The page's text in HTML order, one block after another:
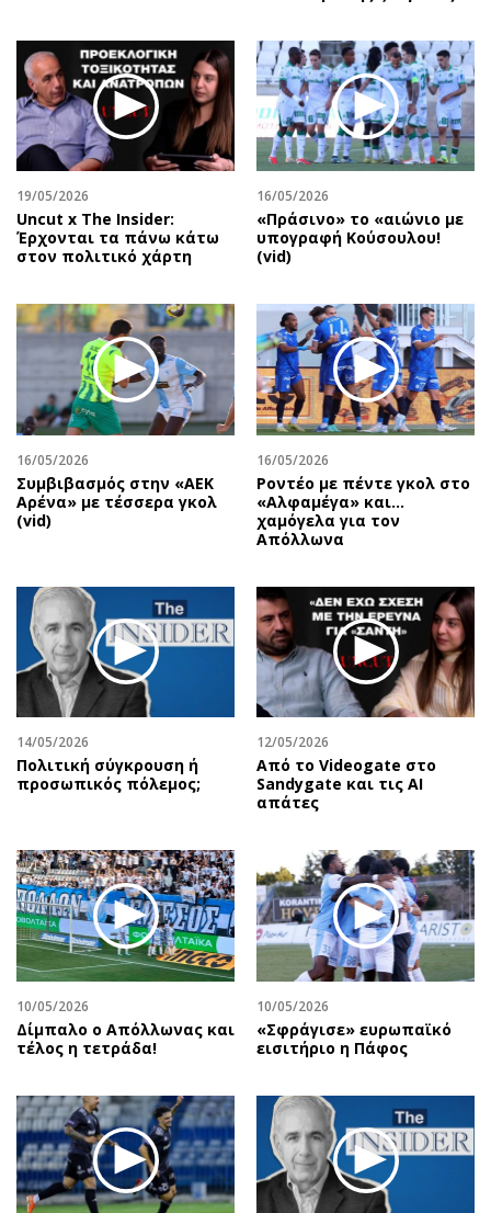
19/05/2026
Uncut x The Insider:
Έρχονται τα πάνω κάτω
στον πολιτικό χάρτη
16/05/2026
«Πράσινο» το «αιώνιο με
υπογραφή Κούσουλου!
(vid)
16/05/2026
Συμβιβασμός στην «ΑΕΚ
Αρένα» με τέσσερα γκολ
(vid)
16/05/2026
Ροντέο με πέντε γκολ στο
«Αλφαμέγα» και…
χαμόγελα για τον
Απόλλωνα
14/05/2026
Πολιτική σύγκρουση ή
προσωπικός πόλεμος;
12/05/2026
Από το Videogate στο
Sandygate και τις AI
απάτες
10/05/2026
Δίμπαλο ο Απόλλωνας και
τέλος η τετράδα!
10/05/2026
«Σφράγισε» ευρωπαϊκό
εισιτήριο η Πάφος